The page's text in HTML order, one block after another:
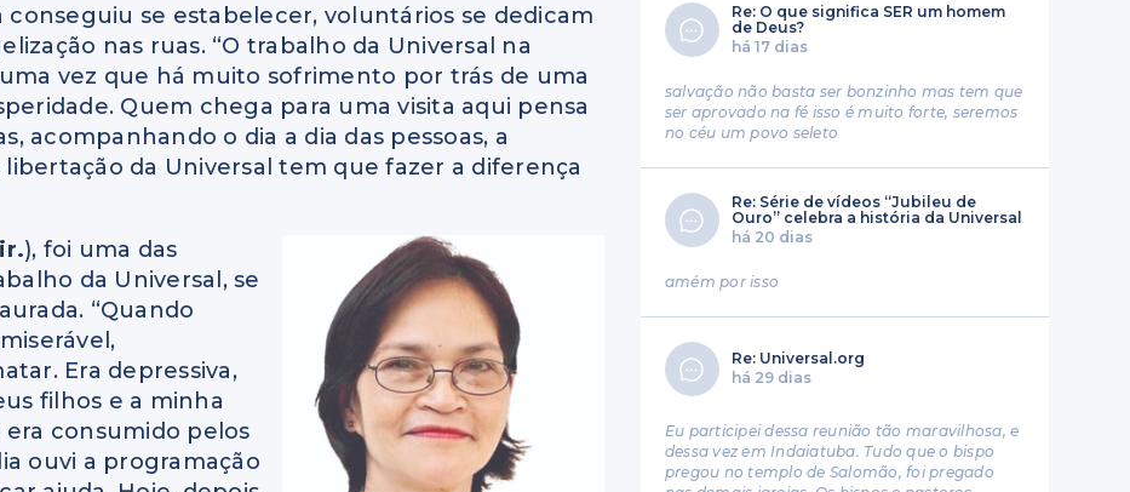
conseguiu se estabelecer, voluntários se dedicam
nas ruas. “O trabalho da Universal na
vez que há muito sofrimento por trás de uma
Quem chega para uma visita aqui pensa
acompanhando o dia a dia das pessoas, a
da Universal tem que fazer a diferença
), foi uma das
da Universal, se
“Quando
Era depressiva,
filhos e a minha
consumido pelos
ouvi a programação
Re: O que significa SER um homem
de Deus?
há 17 dias
salvação não basta ser bonzinho mas tem que
ser aprovado na fé isso é muito forte, seremos
no céu um povo seleto
Re: Série de vídeos “Jubileu de
Ouro” celebra a história da Universal
há 20 dias
amém por isso
Re: Universal.org
há 29 dias
Eu participei dessa reunião tão maravilhosa, e
dessa vez em Indaiatuba. Tudo que o bispo
pregou no templo de Salomão, foi pregado